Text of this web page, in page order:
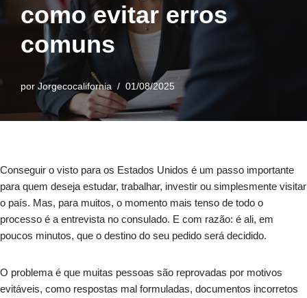
como evitar erros
comuns
porJorgecocalifornia 01/08/2025
Conseguir o visto para os Estados Unidos é um passo importante
para quem deseja estudar, trabalhar, investir ou simplesmente visitar
o país. Mas, para muitos, o momento mais tenso de todo o
processo é a entrevista no consulado. E com razão: é ali, em
poucos minutos, que o destino do seu pedido será decidido.
O problema é que muitas pessoas são reprovadas por motivos
evitáveis, como respostas mal formuladas, documentos incorretos